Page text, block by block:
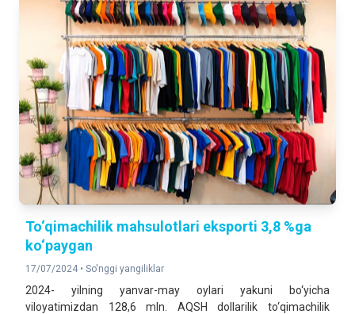
To‘qimachilik mahsulotlari eksporti 3,8 %ga
ko‘paygan
17/07/2024 • So'nggi yangiliklar
2024- yilning yanvar-may oylari yakuni bo‘yicha
viloyatimizdan 128,6 mln. AQSH dollarilik to‘qimachilik